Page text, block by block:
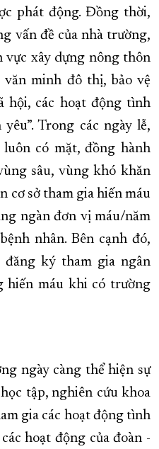
phát động. Đồng thời,
vấn đề của nhà trường,
xây dựng nông thôn
minh đô thị, bảo vệ
hội, các hoạt động tình
Trong các ngày lễ,
có mặt, đồng hành
sâu, vùng khó khăn
cơ sở tham gia hiến máu
ngàn đơn vị máu/năm
nhân. Bên cạnh đó,
ký tham gia ngân
hiến máu khi có trường
ngày càng thể hiện sự
tập, nghiên cứu khoa
gia các hoạt động tình
hoạt động của đoàn -